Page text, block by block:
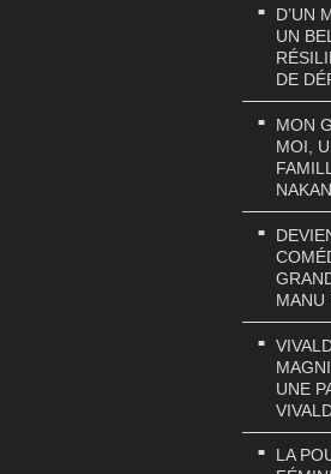
D’UN
UN
DE
MON
MOI,
MANU
UNE
LA